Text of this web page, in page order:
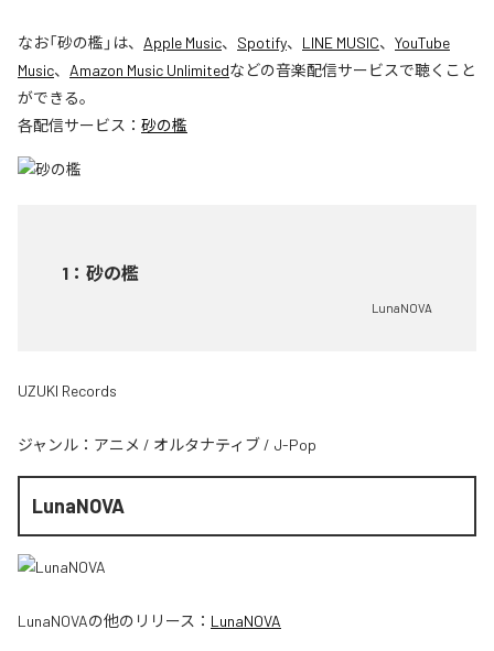
なお「砂の檻 」は、 Apple Music、 Spotify、 LINE MUSIC、 YouTube
Music、 Amazon Music Unlimitedなどの音楽配信サービスで聴くこと
ができる。
各配信サービス： 砂の檻
1 ： 砂の檻
LunaNOVA
UZUKI Records
ジャンル： アニメ / オルタナティブ / J-Pop
LunaNOVA
LunaNOVAの他のリリース： LunaNOVA